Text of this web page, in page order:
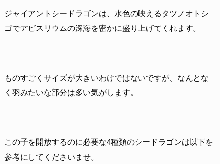
ジャイアントシードラゴンは、水色の映えるタツノオトシ
ゴでアビスリウムの深海を密かに盛り上げてくれます。
ものすごくサイズが大きいわけではないですが、なんとな
く羽みたいな部分は多い気がします。
この子を開放するのに必要な4種類のシードラゴンは以下を
参考にしてくださいませ。